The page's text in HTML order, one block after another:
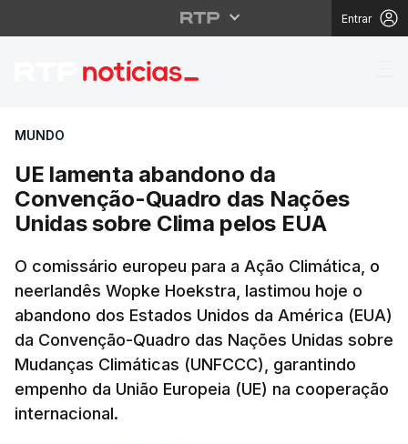
Entrar
UE lamenta
MUNDO
UE lamenta abandono da
Convenção-Quadro das Nações
Unidas sobre Clima pelos EUA
O comissário europeu para a Ação Climática, o
neerlandês Wopke Hoekstra, lastimou hoje o
abandono dos Estados Unidos da América (EUA)
da Convenção-Quadro das Nações Unidas sobre
Mudanças Climáticas (UNFCCC), garantindo
empenho da União Europeia (UE) na cooperação
internacional.